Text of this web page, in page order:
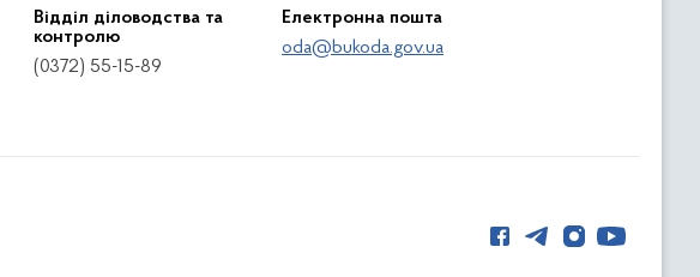
Відділ діловодства та
контролю
(0372) 55-15-89
Електронна пошта
oda@bukoda.gov.ua